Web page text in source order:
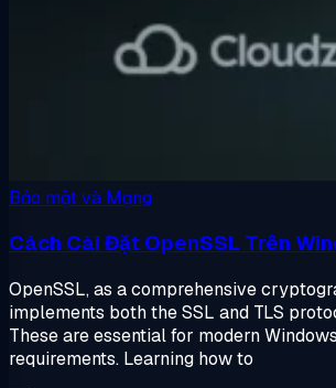
Bảo mật và Mạng
Cách Cài Đặt OpenSSL Trên
OpenSSL, as a comprehensive
implements both the SSL and TLS
These are essential for modern
requirements. Learning how to